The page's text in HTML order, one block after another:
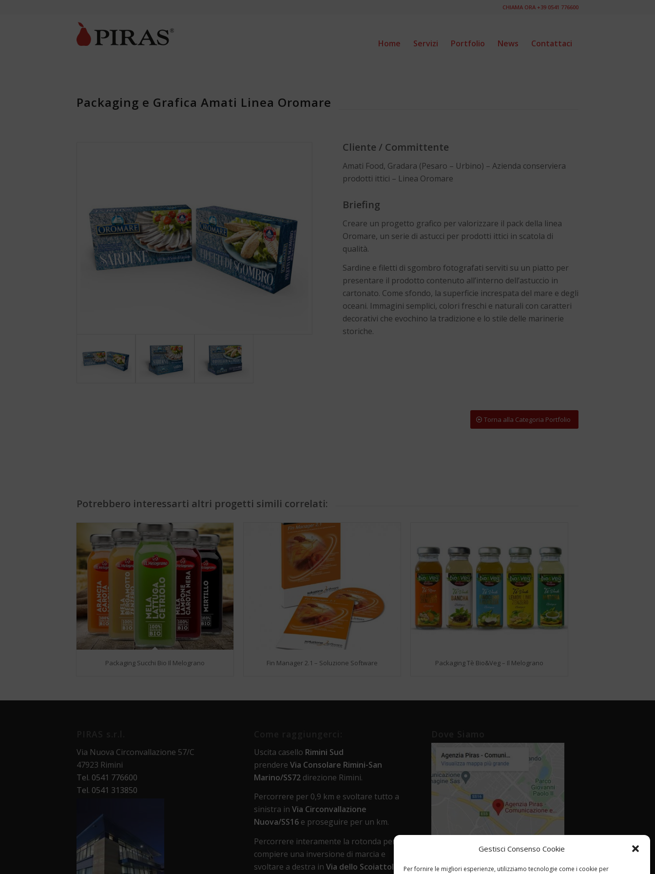
Gestisci Consenso Cookie
Per fornire le migliori esperienze, utilizziamo tecnologie come i cookie per
CHIAMA ORA +39 0541 776600
Home Servizi Portfolio News Contattaci
Packaging e Grafica Amati Linea Oromare
Cliente / Committente
Amati Food, Gradara (Pesaro – Urbino) – Azienda conserviera
prodotti ittici – Linea Oromare
Briefing
Creare un progetto grafico per valorizzare il pack della linea
Oromare, un serie di astucci per prodotti ittici in scatola di
qualità.
Sardine e filetti di sgombro fotografati serviti su un piatto per
presentare il prodotto contenuto all’interno dell’astuccio in
cartonato. Come sfondo, la superficie increspata del mare e degli
oceani. Immagini semplici, colori freschi e naturali con caratteri
decorativi che evochino la tradizione e lo stile delle marinerie
storiche.
Torna alla Categoria Portfolio
Potrebbero interessarti altri progetti simili correlati:
Packaging Succhi Bio Il Melograno Fin Manager 2.1 – Soluzione Software Packaging Tè Bio&Veg – Il Melograno
Via Nuova Circonvallazione 57/C
47923 Rimini
Tel. 0541 776600
Tel. 0541 313850
Uscita casello Rimini Sud
prendere Via Consolare Rimini-San
Marino/SS72direzione Rimini.
Percorrere per 0,9 km e svoltare tutto a
sinistra in Via Circonvallazione
Nuova/SS16e proseguire per un km.
Percorrere interamente la rotonda per
compiere una inversione di marcia e
svoltare a destra in Via dello Scoiattolo